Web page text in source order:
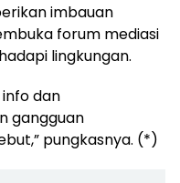
imbauan
forum mediasi
lingkungan.
dan
gangguan
pungkasnya. (*)